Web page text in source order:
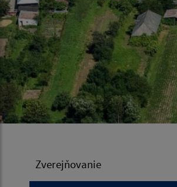
Zverejňovanie